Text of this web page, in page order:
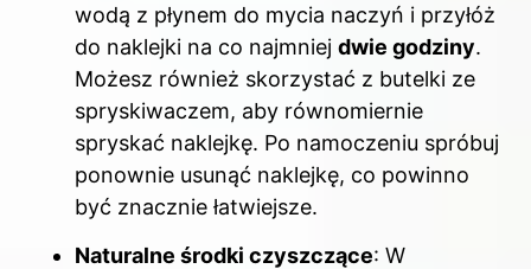
wodą z płynem do mycia naczyń i przyłóż
do naklejki na co najmniej dwie godziny.
Możesz również skorzystać z butelki ze
spryskiwaczem, aby równomiernie
spryskać naklejkę. Po namoczeniu spróbuj
ponownie usunąć naklejkę, co powinno
być znacznie łatwiejsze.
Naturalne środki czyszczące: W